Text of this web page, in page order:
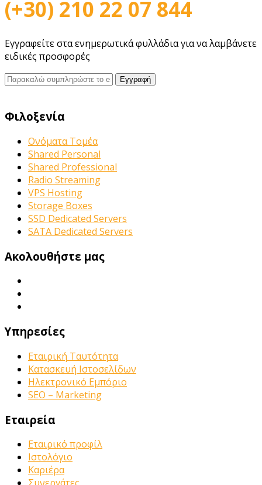
(+30) 210 22 07 844
Εγγραφείτε στα ενημερωτικά φυλλάδια για να λαμβάνετε
ειδικές προσφορές
Φιλοξενία
Ονόματα Τομέα
Shared Personal
Shared Professional
Radio Streaming
VPS Hosting
Storage Boxes
SSD Dedicated Servers
SATA Dedicated Servers
Ακολουθήστε μας
Υπηρεσίες
Εταιρική Ταυτότητα
Κατασκευή Ιστοσελίδων
Ηλεκτρονικό Εμπόριο
SEO – Marketing
Εταιρεία
Εταιρικό προφίλ
Ιστολόγιο
Καριέρα